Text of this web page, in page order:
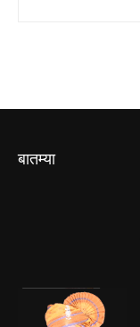
बातम्या